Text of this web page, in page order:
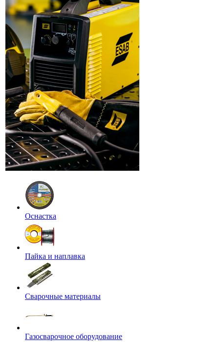
Оснастка
Пайка и наплавка
Сварочные материалы
Газосварочное оборудование